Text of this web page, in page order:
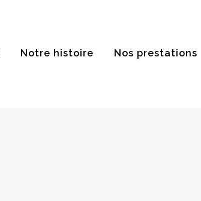
Notre histoire Nos prestations